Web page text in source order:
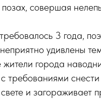
совершая
3 года,
удивлены
города
требованиями снести
и загораживает